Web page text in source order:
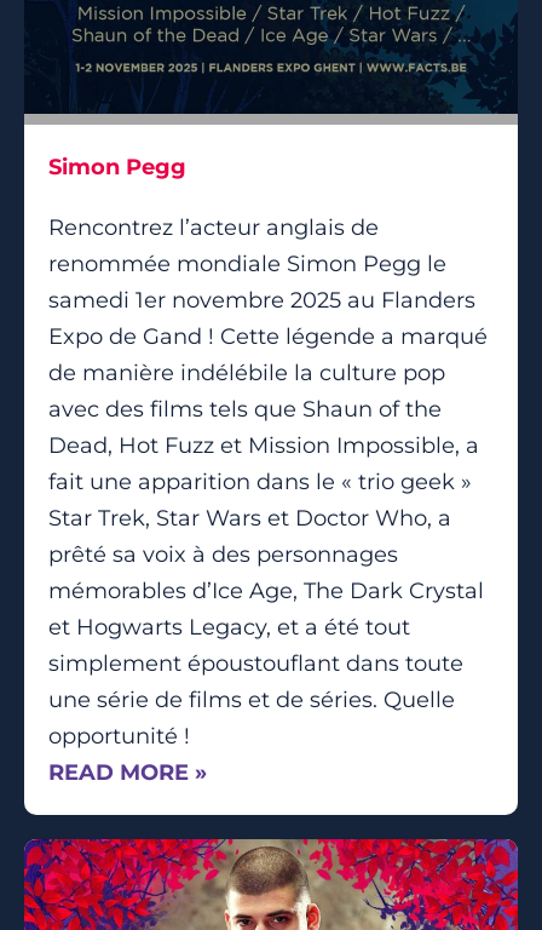
Simon Pegg
Rencontrez l’acteur anglais de
renommée mondiale Simon Pegg le
samedi 1er novembre 2025 au Flanders
Expo de Gand ! Cette légende a marqué
de manière indélébile la culture pop
avec des films tels que Shaun of the
Dead, Hot Fuzz et Mission Impossible, a
fait une apparition dans le « trio geek »
Star Trek, Star Wars et Doctor Who, a
prêté sa voix à des personnages
mémorables d’Ice Age, The Dark Crystal
et Hogwarts Legacy, et a été tout
simplement époustouflant dans toute
une série de films et de séries. Quelle
opportunité !
READ MORE »